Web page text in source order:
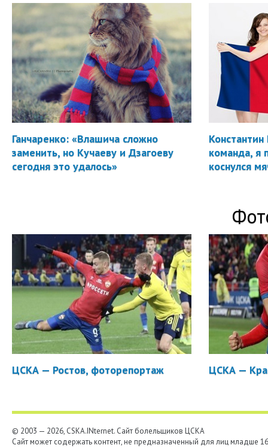
Ганчаренко: «Влашича сложно
заменить, но Кучаеву и Дзагоеву
сегодня это удалось»
Константин
команда, я
коснулся
ЦСКА — Ростов, фоторепортаж ЦСКА —
© 2003 — 2026, CSKA.INternet. Cайт болельщиков ЦСКА
Сайт может содержать контент, не предназначенный для лиц младше